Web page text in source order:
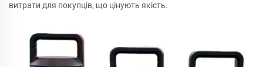
витрати для покупців, що цінують якість.